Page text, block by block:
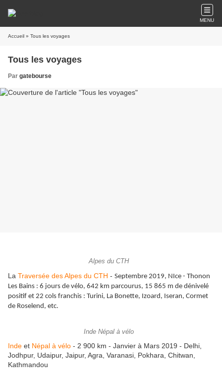
MENU
Accueil » Tous les voyages
Tous les voyages
Par gatebourse
Alpes du CTH
La Traversée des Alpes du CTH - Septembre 2019, NIce - Thonon
Les Bains : 6 jours de vélo, 642 km parcourus, 15 865 m de dénivelé
positif et 22 cols franchis : Turini, La Bonette, Izoard, Iseran, Cormet
de Roselend, etc.
Inde Népal à vélo
Inde et Népal à vélo - 2 900 km - Janvier à Mars 2019 - Delhi,
Jodhpur, Udaipur, Jaipur, Agra, Varanasi, Pokhara, Chitwan,
Kathmandou